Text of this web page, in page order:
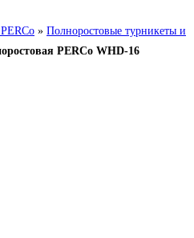
» Полноростовые турникеты и
PERCo WHD-16